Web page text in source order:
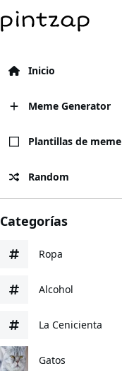
Inicio
Meme Generator
Plantillas de meme
Random
Categorías
Ropa
Alcohol
La Cenicienta
Gatos